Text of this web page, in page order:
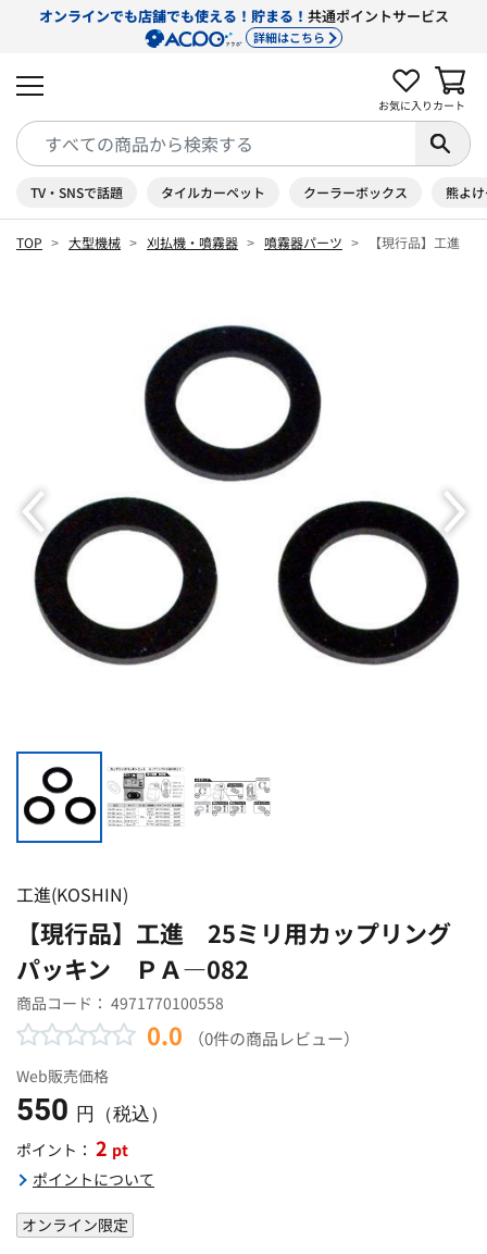
オンラインでも店舗でも使える！貯まる！ 共通ポイントサービス
詳細はこちら
お気に入り カート
TV・SNSで話題 タイルカーペット クーラーボックス 熊よ
TOP 大型機械 刈払機・噴霧器 噴霧器パーツ 【現行品】工進
工進(KOSHIN)
【現行品】工進 25ミリ用カップリング
パッキン ＰＡ―082
商品コード： 4971770100558
0.0 （0件の商品レビュー）
Web販売価格
550 円（税込）
ポイント： 2 pt
ポイントについて
オンライン限定